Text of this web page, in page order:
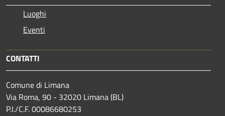
Luoghi
Eventi
CONTATTI
Comune di Limana
Via Roma, 90 - 32020 Limana (BL)
P.I./C.F. 00086680253